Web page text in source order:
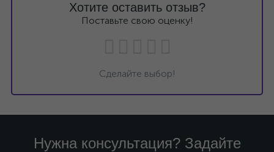
Хотите оставить отзыв?
Поставьте свою оценку!
Сделайте выбор!
Нужна консультация? Задайте